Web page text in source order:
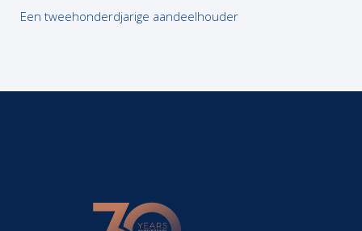
Een tweehonderdjarige aandeelhouder